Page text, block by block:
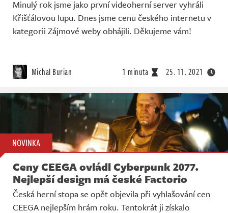
Minulý rok jsme jako první videoherní server vyhráli
Křišťálovou lupu. Dnes jsme cenu českého internetu v
kategorii Zájmové weby obhájili. Děkujeme vám!
Michal Burian 1 minuta 25. 11. 2021
NOVINKA
Ceny CEEGA ovládl Cyberpunk 2077.
Nejlepší design má české Factorio
Česká herní stopa se opět objevila při vyhlašování cen
CEEGA nejlepším hrám roku. Tentokrát ji získalo